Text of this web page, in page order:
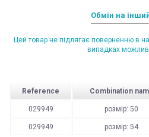
Обмін на
Цей товар не підлягає поверненню в
випадках
Reference Combination
029949 розмір: 50
029949 розмір: 54